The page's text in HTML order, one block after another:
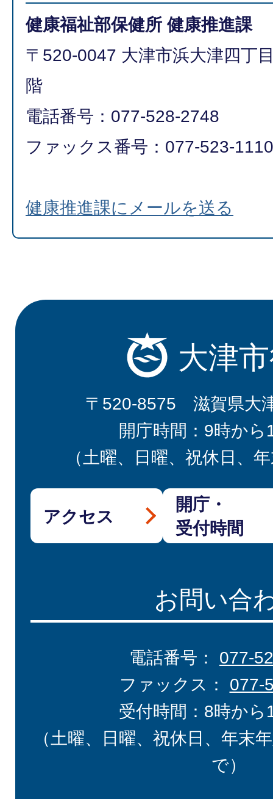
健康福祉部保健所 健康推進課
〒520-0047 大津市浜大津四丁
階
電話番号：077-528-2748
ファックス番号：077-523-1110
健康推進課にメールを送る
大津
〒520-8575 滋賀県大
開庁時間：9時から
（土曜、日曜、祝休日、
アクセス
開庁・
受付時間
お問い合
電話番号： 077-
ファックス： 077-
受付時間：8時から
（土曜、日曜、祝休日、年末
で）